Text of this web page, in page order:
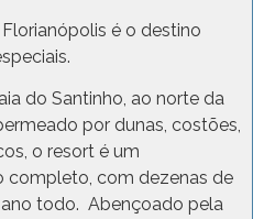
é o destino
do Santinho, ao norte da
por dunas, costões,
o resort é um
completo, com dezenas de
todo. Abençoado pela